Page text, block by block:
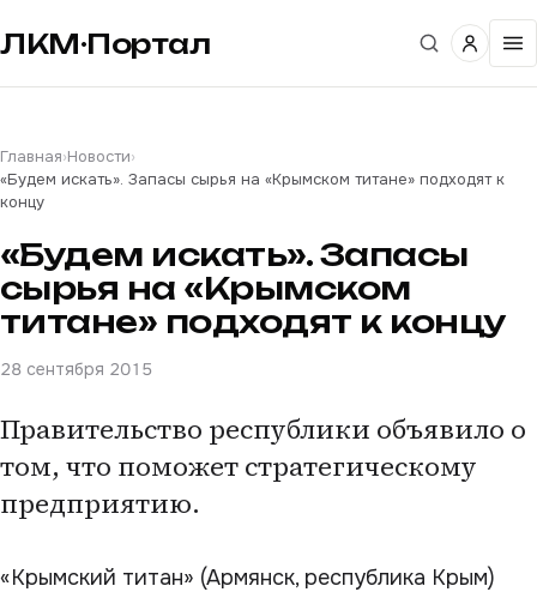
ЛКМ·Портал
Главная›Новости›
«Будем искать». Запасы сырья на «Крымском титане» подходят к
концу
«Будем искать». Запасы
сырья на «Крымском
титане» подходят к концу
28 сентября 2015
Правительство республики объявило о
том, что поможет стратегическому
предприятию.
«Крымский титан» (Армянск, республика Крым)